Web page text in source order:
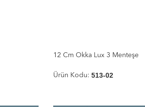
12 Cm Okka Lux 3 Menteşe
Ürün Kodu:513-02